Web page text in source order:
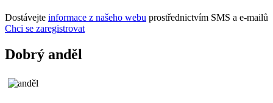
Dostávejte informace z našeho webu prostřednictvím SMS a e-mailů
Chci se zaregistrovat
Dobrý anděl